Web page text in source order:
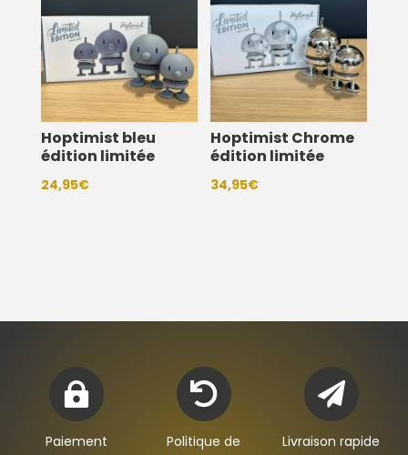
39,95€
Hoptimist bleu
édition limitée
24,95€
Hoptimist Chrome
édition limitée
34,95€

Paiement

Politique de

Livraison rapide